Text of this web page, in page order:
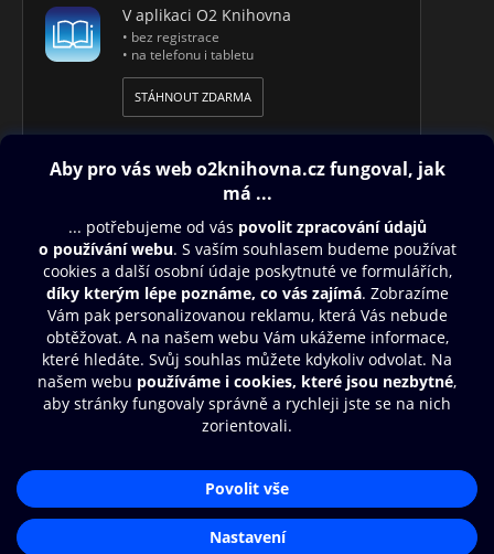
V aplikaci O2 Knihovna
• bez registrace
• na telefonu i tabletu
STÁHNOUT ZDARMA
Obsah ke stažení
Moje O2 Knihovna
Další zábava
© O2 Czech Republic a.s.
Zásady zpracování osobních údajůAplikace O2 Knihovna
Čti a poslouchej své e-knihy a